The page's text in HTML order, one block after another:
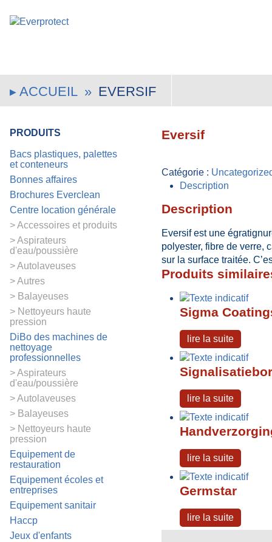
ACCUEIL » EVERSIF
Eversif
Catégorie :
Description
Description
Eversif est une
polyester, fibre de verre,
sur la surface traitée.
Produits
Sigma
lire la suite
lire la suite
lire la suite
Germstar
lire la suite
PRODUITS
Bacs plastiques, palettes
et conteneurs
Bonnes affaires
Brochures Everclean
Centre location générale
Accessoires et produits
Aspirateurs
d'eau/poussière
Autolaveuses
Autres
Balayeuses
Nettoyeurs haute
pression
DiBo des machines de
nettoyage
professionnelles
Aspirateurs
d'eau/poussière
Autolaveuses
Balayeuses
Nettoyeurs haute
pression
Equipement de
restauration
Equipement écoles et
entreprises
Equipement sanitair
Haccp
Jeux d'enfants